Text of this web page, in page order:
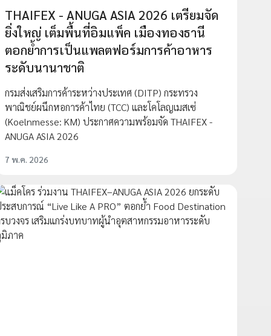
THAIFEX - ANUGA ASIA 2026 เตรียมจัด
ยิ่งใหญ่ เต็มพื้นที่อิมแพ็ค เมืองทองธานี
ตอกย้ำการเป็นแพลตฟอร์มการค้าอาหาร
ระดับนานาชาติ
กรมส่งเสริมการค้าระหว่างประเทศ (DITP) กระทรวง
พาณิชย์ผนึกหอการค้าไทย (TCC) และโคโลญเมสเซ่
(Koelnmesse: KM) ประกาศความพร้อมจัด THAIFEX -
ANUGA ASIA 2026
7 พ.ค. 2026